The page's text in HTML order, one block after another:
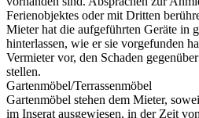
Ferienobjektes oder mit Dritten
Mieter hat die aufgeführten Geräte in
hinterlassen, wie er sie vorgefunden
Vermieter vor, den Schaden
stellen.
Gartenmöbel/Terrassenmöbel
Gartenmöbel stehen dem Mieter,
im Inserat ausgewiesen, in der Zeit